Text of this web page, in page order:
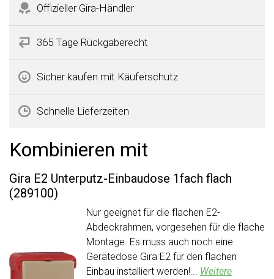
Offizieller Gira-Händler
365 Tage Rückgaberecht
Sicher kaufen mit Käuferschutz
Schnelle Lieferzeiten
Kombinieren mit
Gira E2 Unterputz-Einbaudose 1fach flach
(289100)
Nur geeignet für die flachen E2-
Abdeckrahmen, vorgesehen für die flache
Montage. Es muss auch noch eine
Gerätedose Gira E2 für den flachen
Einbau installiert werden!... Weitere